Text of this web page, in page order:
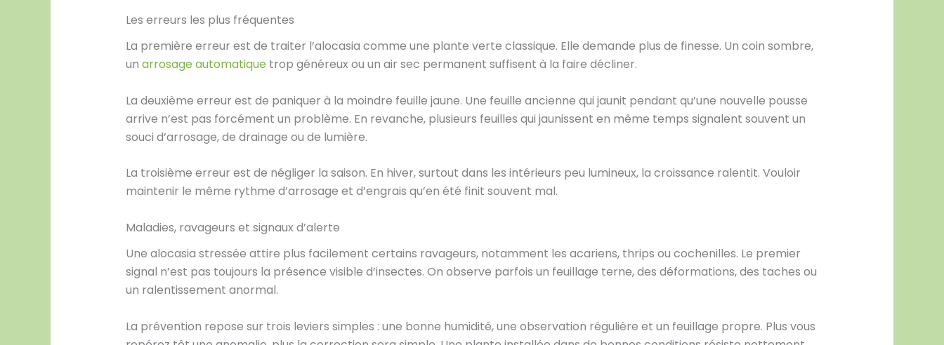
Les erreurs les plus fréquentes
La première erreur est de traiter l’alocasia comme une plante verte classique. Elle demande plus de finesse. Un coin sombre,
un arrosage automatique trop généreux ou un air sec permanent suffisent à la faire décliner.
La deuxième erreur est de paniquer à la moindre feuille jaune. Une feuille ancienne qui jaunit pendant qu’une nouvelle pousse
arrive n’est pas forcément un problème. En revanche, plusieurs feuilles qui jaunissent en même temps signalent souvent un
souci d’arrosage, de drainage ou de lumière.
La troisième erreur est de négliger la saison. En hiver, surtout dans les intérieurs peu lumineux, la croissance ralentit. Vouloir
maintenir le même rythme d’arrosage et d’engrais qu’en été finit souvent mal.
Maladies, ravageurs et signaux d’alerte
Une alocasia stressée attire plus facilement certains ravageurs, notamment les acariens, thrips ou cochenilles. Le premier
signal n’est pas toujours la présence visible d’insectes. On observe parfois un feuillage terne, des déformations, des taches ou
un ralentissement anormal.
La prévention repose sur trois leviers simples : une bonne humidité, une observation régulière et un feuillage propre. Plus vous